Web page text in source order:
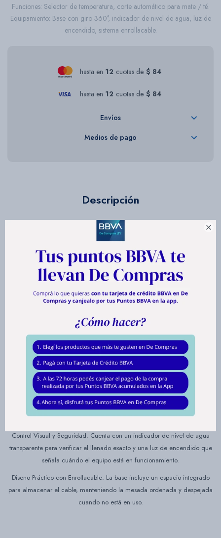

Funciones: Selector de temperatura, corte automático para mate / té.
Equipamiento: Base con giro 360°, indicador de nivel de agua, luz de
encendido, sistema enrollacable.
hasta en 12 cuotas de $ 84
hasta en 12 cuotas de $ 84
Envíos
Medios de pago
Descripción
La jarra eléctrica Daewoo combina un diseño funcional con la precisión
necesaria para preparar tus bebidas calientes preferidas en su punto
exacto. Con una capacidad de 1.7 litros y funciones específicas para la
infusión ideal, es la aliada perfecta para agilizar tu rutina diaria en la
cocina.
Rendimiento y Atributos Clave:
regulable que incluye la función de corte automático ideal para mate o
té, garantizando la temperatura justa sin llegar a hervir el agua.
Capacidad de 1.7 Litros: Un volumen ideal para compartir un momento
en familia o con amigos, permitiendo calentar una buena cantidad de
agua en pocos minutos.
Base con Giro 360°: Su base de alimentación independiente permite
levantar y colocar la jarra desde cualquier ángulo, ofreciendo un uso
cómodo tanto para personas diestras como zurdas.
Control Visual y Seguridad: Cuenta con un indicador de nivel de agua
transparente para verificar el llenado exacto y una luz de encendido que
señala cuándo el equipo está en funcionamiento.
Diseño Práctico con Enrollacable: La base incluye un espacio integrado
para almacenar el cable, manteniendo la mesada ordenada y despejada
cuando no está en uso.